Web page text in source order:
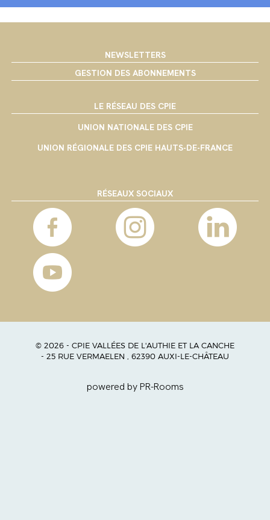
NEWSLETTERS
GESTION DES ABONNEMENTS
LE RÉSEAU DES CPIE
UNION NATIONALE DES CPIE
UNION RÉGIONALE DES CPIE HAUTS-DE-FRANCE
RÉSEAUX SOCIAUX
© 2026 - CPIE VALLÉES DE L'AUTHIE ET LA CANCHE
- 25 RUE VERMAELEN , 62390 AUXI-LE-CHÂTEAU
powered by PR-Rooms